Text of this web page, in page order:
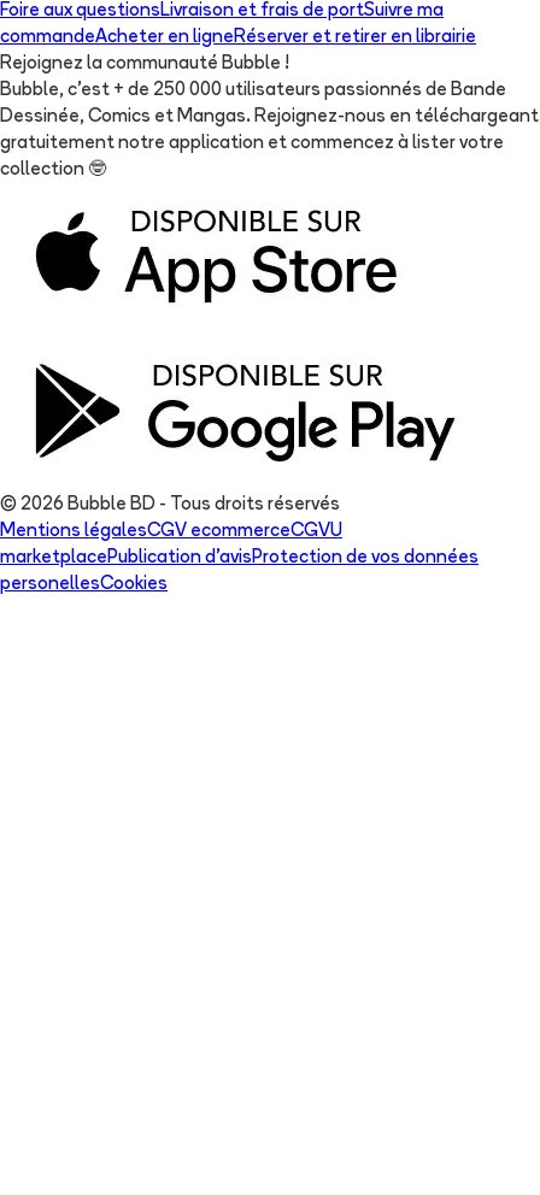
Foire aux questions Livraison et frais de portSuivre ma
commandeAcheter en ligne Réserver et retirer en librairie
Rejoignez la communauté Bubble !
Bubble, c'est + de 250 000 utilisateurs passionnés de Bande
Dessinée, Comics et Mangas. Rejoignez-nous en téléchargeant
gratuitement notre application et commencez à lister votre
collection 🤓
© 2026 Bubble BD - Tous droits réservés
Mentions légalesCGV ecommerceCGVU
marketplace Publication d'avis Protection de vos données
personellesCookies